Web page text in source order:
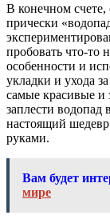
В конечном счете,
прически
пробовать что-то
особенности и
укладки и ухода
самые красивые и
заплести водопад
настоящий
руками.
Вам будет
мире